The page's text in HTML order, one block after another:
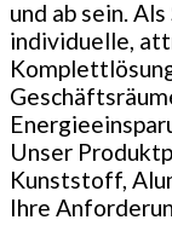
und ab sein.
individuelle,
Unser
Kunststoff,
Ihre